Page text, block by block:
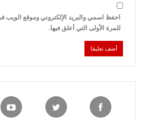
احفظ اسمي والبريد الإلكتروني وموقع الويب
للمرة الأولى التي أعلق فيها.